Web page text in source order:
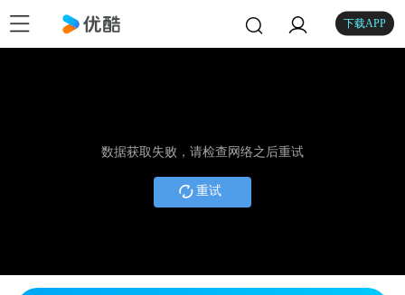
下载APP
数据获取失败，请检查网络之后重试
重试